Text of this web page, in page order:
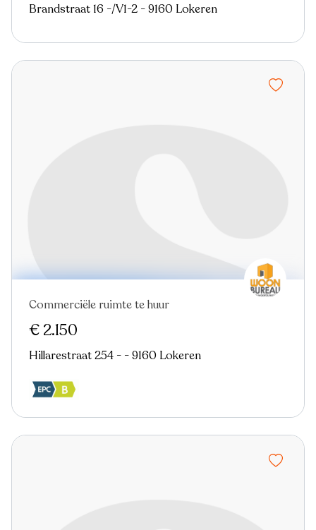
Brandstraat 16 -/V1-2 - 9160 Lokeren
Commerciële ruimte te huur
€ 2.150
Hillarestraat 254 - - 9160 Lokeren